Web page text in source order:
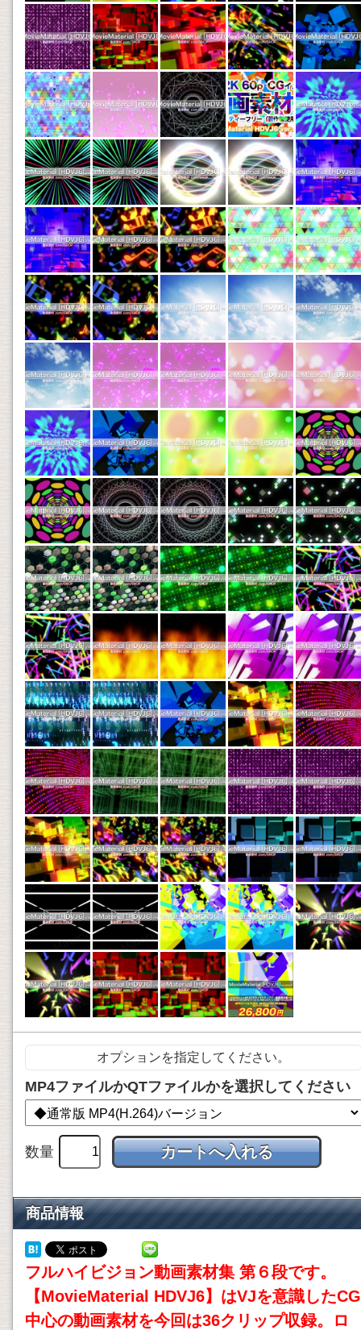
オプションを指定してください。
MP4ファイルかQTファイルかを選択してください
数量
商品情報
フルハイビジョン動画素材集 第６段です。
【MovieMaterial HDVJ6】はVJを意識したCG
中心の動画素材を今回は36クリップ収録。ロ